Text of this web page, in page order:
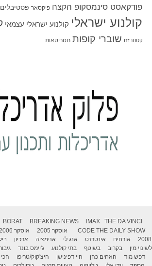
פודקאסט סינמסקופ הקצה פיקסאר פסטיבלים
קולנוע ישראלי קולנוע ישראלי עצמאי
קטנוניזם שוברי קופות תסריטאות
BORAT BREAKING NEWS IMAX
THE DA VINCI
CODE THE DAILY SHOW אוסקר 2005 אוסקר 2006
2008
אורחים אינטרנט אנג לי אנימציה ארכיון
לשינוי מין
בקרוב בשוטף בתי קולנוע ג'יימס בונד
דפש מוד
האחים כהן היי דפינישן היצ'קוק/טריפו